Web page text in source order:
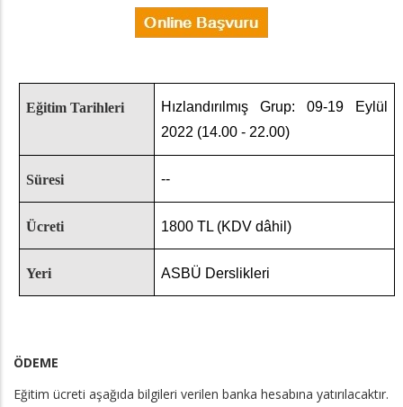
Eğitim Tarihleri
Hızlandırılmış Grup: 09-19 Eylül
2022 (14.00 - 22.00)
Süresi --
Ücreti 1800 TL (KDV dâhil)
Yeri ASBÜ Derslikleri
ÖDEME
Eğitim ücreti aşağıda bilgileri verilen banka hesabına yatırılacaktır.